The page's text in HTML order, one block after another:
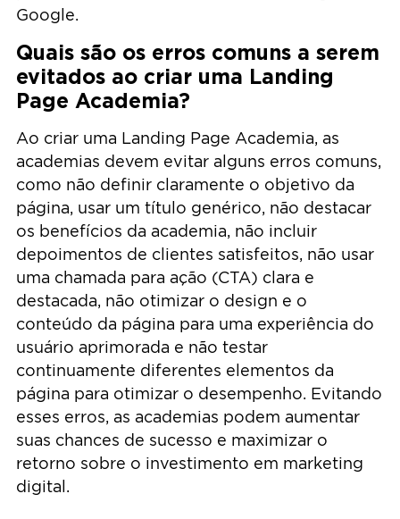
Google.
Quais são os erros comuns a serem
evitados ao criar uma Landing
Page Academia?
Ao criar uma Landing Page Academia, as
academias devem evitar alguns erros comuns,
como não definir claramente o objetivo da
página, usar um título genérico, não destacar
os benefícios da academia, não incluir
depoimentos de clientes satisfeitos, não usar
uma chamada para ação (CTA) clara e
destacada, não otimizar o design e o
conteúdo da página para uma experiência do
usuário aprimorada e não testar
continuamente diferentes elementos da
página para otimizar o desempenho. Evitando
esses erros, as academias podem aumentar
suas chances de sucesso e maximizar o
retorno sobre o investimento em marketing
digital.